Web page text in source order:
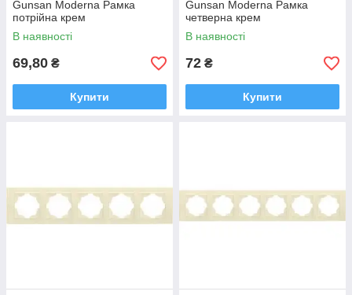
Gunsan Moderna Рамка
потрійна крем
В наявності
69,80 ₴
Купити
Gunsan Moderna Рамка
четверна крем
В наявності
72 ₴
Купити